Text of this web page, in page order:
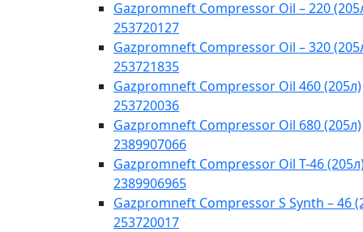
Gazpromneft Compressor Oil – 220
253720127
Gazpromneft Compressor Oil – 320
253721835
Gazpromneft Compressor Oil 460 (205л)
253720036
Gazpromneft Compressor Oil 680 (205л)
2389907066
Gazpromneft Compressor Oil T-46
2389906965
Gazpromneft Compressor S Synth – 46
253720017